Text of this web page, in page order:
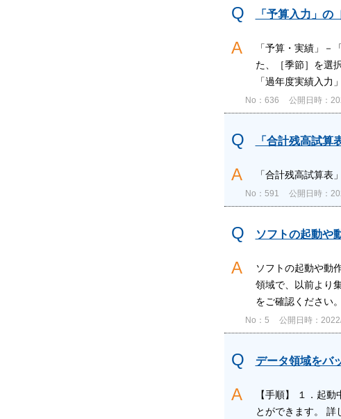
「予算入力」の
「予算・実績」
た、［季節］を選
「過年度実績入力
No：636 公開日時：
「合計残高試算
「合計残高試算表
No：591 公開日時：
ソフトの起動や
ソフトの起動や動
領域で、以前より
をご確認ください
No：5 公開日時：
データ領域をバ
【手順】 １．起
とができます。 詳